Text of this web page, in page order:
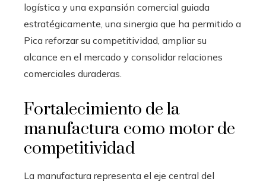
logística y una expansión comercial guiada
estratégicamente, una sinergia que ha permitido a
Pica reforzar su competitividad, ampliar su
alcance en el mercado y consolidar relaciones
comerciales duraderas.
Fortalecimiento de la
manufactura como motor de
competitividad
La manufactura representa el eje central del